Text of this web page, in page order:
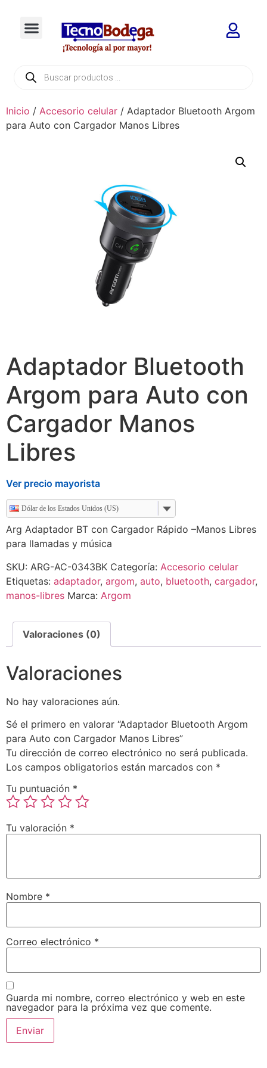
Inicio / Accesorio celular / Adaptador Bluetooth Argom
para Auto con Cargador Manos Libres
Adaptador Bluetooth
Argom para Auto con
Cargador Manos
Libres
Ver precio mayorista
Dólar de los Estados Unidos (US)
Arg Adaptador BT con Cargador Rápido –Manos Libres
para llamadas y música
SKU: ARG-AC-0343BK Categoría: Accesorio celular
Etiquetas: adaptador, argom, auto, bluetooth, cargador,
manos-libres Marca: Argom
Valoraciones (0)
Valoraciones
No hay valoraciones aún.
Sé el primero en valorar “Adaptador Bluetooth Argom
para Auto con Cargador Manos Libres”
Tu dirección de correo electrónico no será publicada.
Los campos obligatorios están marcados con *
Tu puntuación *
Tu valoración *
Nombre *
Correo electrónico *
Guarda mi nombre, correo electrónico y web en este
navegador para la próxima vez que comente.